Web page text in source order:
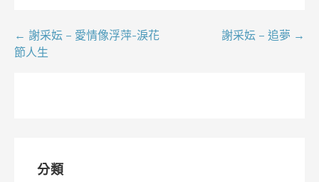
文← 謝采妘 – 愛情像浮萍-淚花
節人生
謝采妘 – 追夢 →
分類